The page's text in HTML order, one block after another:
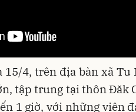
15/4, trên địa bàn xã
tập trung tại thôn Đăk
1 giờ, với những viên